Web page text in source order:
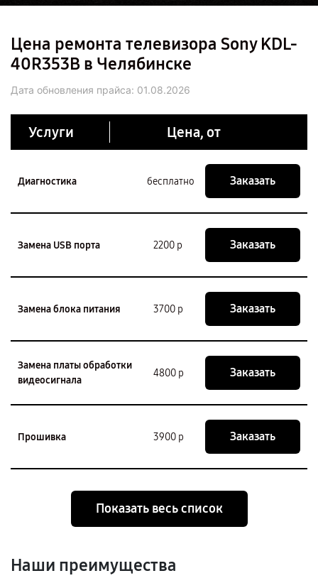
Цена ремонта телевизора Sony KDL-
40R353B в Челябинске
Дата обновления прайса: 01.08.2026
Услуги Цена, от
Диагностика бесплатно Заказать
Замена USB порта 2200 р Заказать
Замена блока питания 3700 р Заказать
Замена платы обработки
видеосигнала
4800 р Заказать
Прошивка 3900 р Заказать
Показать весь список
Наши преимущества